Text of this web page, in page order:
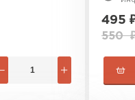
495
550